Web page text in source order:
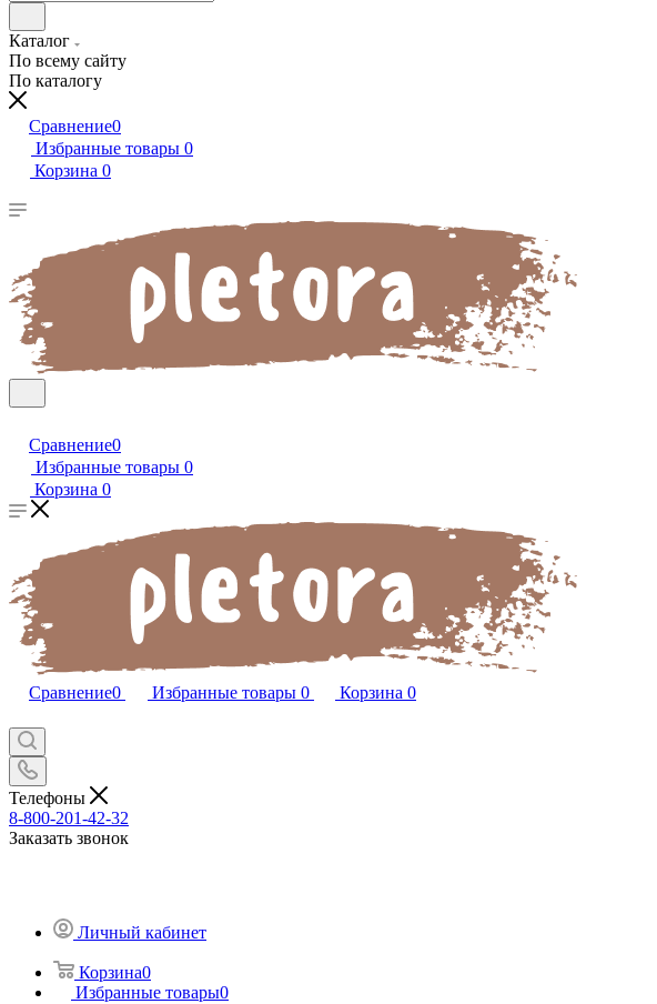
Каталог
По всему сайту
По каталогу
Сравнение0
Избранные товары 0
Корзина 0
Сравнение0
Избранные товары 0
Корзина 0
Сравнение0 Избранные товары 0 Корзина 0
Телефоны
8-800-201-42-32
Заказать звонок
Личный кабинет
Корзина0
Избранные товары0